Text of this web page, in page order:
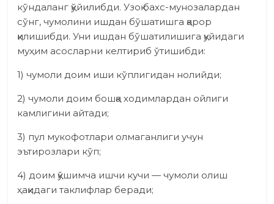
кўндаланг қўйилибди. Узоқ бахс-мунозалардан
сўнг, чумолини ишдан бўшатишга қарор
қилишибди. Уни ишдан бўшатилишига қуйидаги
муҳим асосларни келтириб ўтишибди:
1) чумоли доим иши кўплигидан нолийди;
2) чумоли доим бошқа ходимлардан ойлиги
камлигини айтади;
3) пул мукофотлари олмаганлиги учун
эътирозлари кўп;
4) доим қўшимча ишчи кучи — чумоли олиш
ҳақидаги таклифлар беради;